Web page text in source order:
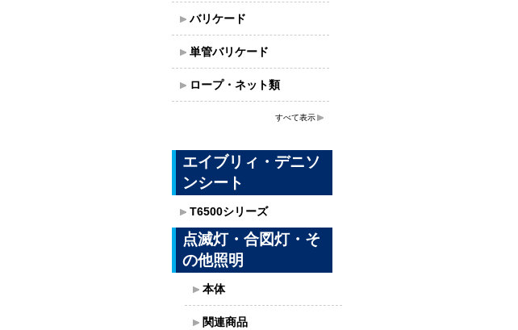
バリケード
単管バリケード
ロープ・ネット類
すべて表示
エイブリィ・デニソ
ンシート
T6500シリーズ
点滅灯・合図灯・そ
の他照明
本体
関連商品